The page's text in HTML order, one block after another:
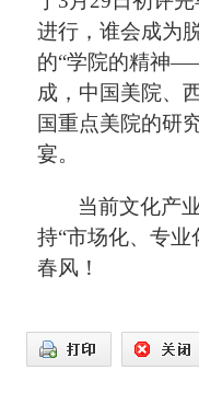
进行，谁会成为
的“学院的精神
成，中国美院、
国重点美院的研
宴。
当前文化产
持“市场化、专
春风！